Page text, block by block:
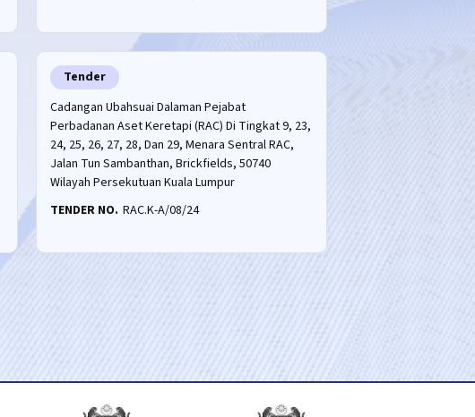
Tender
Cadangan Ubahsuai Dalaman Pejabat
Perbadanan Aset Keretapi (RAC) Di Tingkat 9, 23,
24, 25, 26, 27, 28, Dan 29, Menara Sentral RAC,
Jalan Tun Sambanthan, Brickfields, 50740
Wilayah Persekutuan Kuala Lumpur
TENDER NO. RAC.K-A/08/24